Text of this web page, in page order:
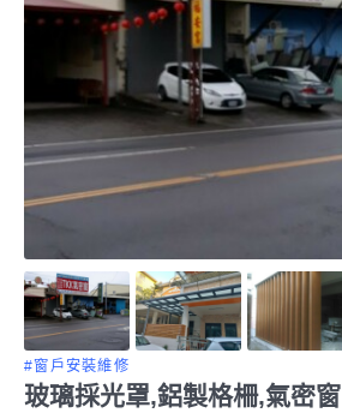
#窗戶安裝維修
玻璃採光罩,鋁製格柵,氣密窗